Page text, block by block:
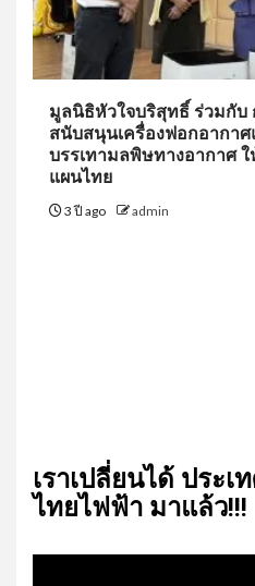
มูลนิธิหัวใจบริสุทธิ์ ร่วมกับ
สนับสนุนเครื่องฟอกอากา
บรรเทามลพิษทางอากาศ
แผนไทย
3 ปี ago admin
เรา​เปลี่ยน​ได้​ ประเ
ไทย​ไฟฟ้า​ มาแล้ว!!!